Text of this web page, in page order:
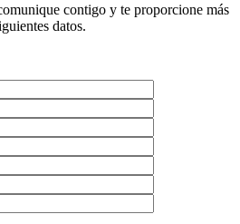
contigo y te proporcione más
datos.